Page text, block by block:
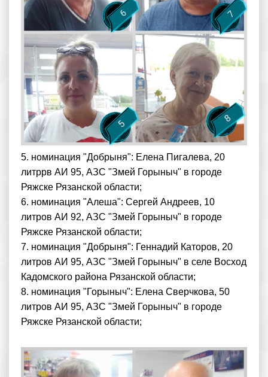
5. номинация "Добрыня": Елена Пигалева, 20
литррв АИ 95, АЗС "Змей Горыныч" в городе
Ряжске Рязанской области;
6. номинация "Алеша": Сергей Андреев, 10
литров АИ 92, АЗС "Змей Горыныч" в городе
Ряжске Рязанской области;
7. номинация "Добрыня": Геннадий Каторов, 20
литров АИ 95, АЗС "Змей Горыныч" в селе Восход
Кадомского района Рязанской области;
8. номинация "Горыныч": Елена Сверчкова, 50
литров АИ 95, АЗС "Змей Горыныч" в городе
Ряжске Рязанской области;